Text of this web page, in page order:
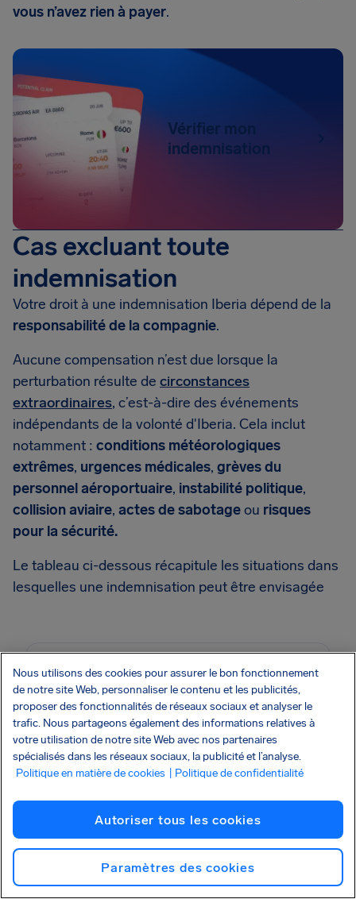
vous n’avez rien à payer.
Vérifier mon
indemnisation
Cas excluant toute
indemnisation
Votre droit à une indemnisation Iberia dépend de la
responsabilité de la compagnie.
Aucune compensation n’est due lorsque la
perturbation résulte de circonstances
extraordinaires, c’est-à-dire des événements
indépendants de la volonté d'Iberia. Cela inclut
notamment : conditions météorologiques
extrêmes, urgences médicales, grèves du
personnel aéroportuaire, instabilité politique,
collision aviaire, actes de sabotageou risques
pour la sécurité.
Le tableau ci-dessous récapitule les situations dans
lesquelles une indemnisation peut être envisagée
Indemnisation possible
Perturbations liées à des problèmes
opérationnels (ex. : panne technique)
Refus d’embarquement en cas de
Correspondance manquée en raison
Nous utilisons des cookies pour assurer le bon fonctionnement
de notre site Web, personnaliser le contenu et les publicités,
proposer des fonctionnalités de réseaux sociaux et analyser le
trafic. Nous partageons également des informations relatives à
votre utilisation de notre site Web avec nos partenaires
spécialisés dans les réseaux sociaux, la publicité et l’analyse.
Politique en matière de cookies
| Politique de confidentialité
Autoriser tous les cookies
Paramètres des cookies